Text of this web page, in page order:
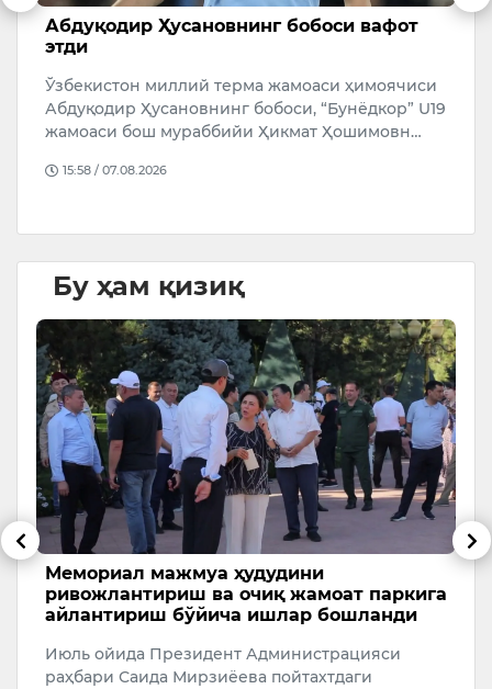
Абдуқодир Ҳусановнинг бобоси вафот
этди
Ўзбекистон миллий терма жамоаси ҳимоячиси
Абдуқодир Ҳусановнинг бобоси, “Бунёдкор” U19
жамоаси бош мураббийи Ҳикмат Ҳошимовн…
15:58 / 07.08.2026
Бу ҳам қизиқ
Мемориал мажмуа ҳудудини
ривожлантириш ва очиқ жамоат паркига
айлантириш бўйича ишлар бошланди
Июль ойида Президент Администрацияси
раҳбари Саида Мирзиёева пойтахтдаги